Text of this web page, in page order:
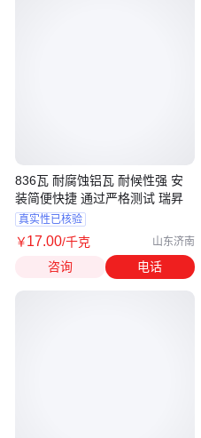
836瓦 耐腐蚀铝瓦 耐候性强 安
装简便快捷 通过严格测试 瑞昇
真实性已核验
￥17.00/千克 山东济南
咨询 电话